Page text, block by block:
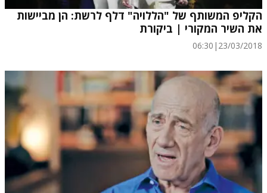
הקליפ המשותף של "הללויה" דלף לרשת: הן מביישות
את השיר המקורי | ביקורת
23/03/2018
|
06:30